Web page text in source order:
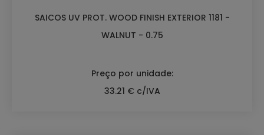
SAICOS UV PROT. WOOD FINISH EXTERIOR 1181 -
WALNUT - 0.75
Preço por unidade:
33.21 € c/IVA